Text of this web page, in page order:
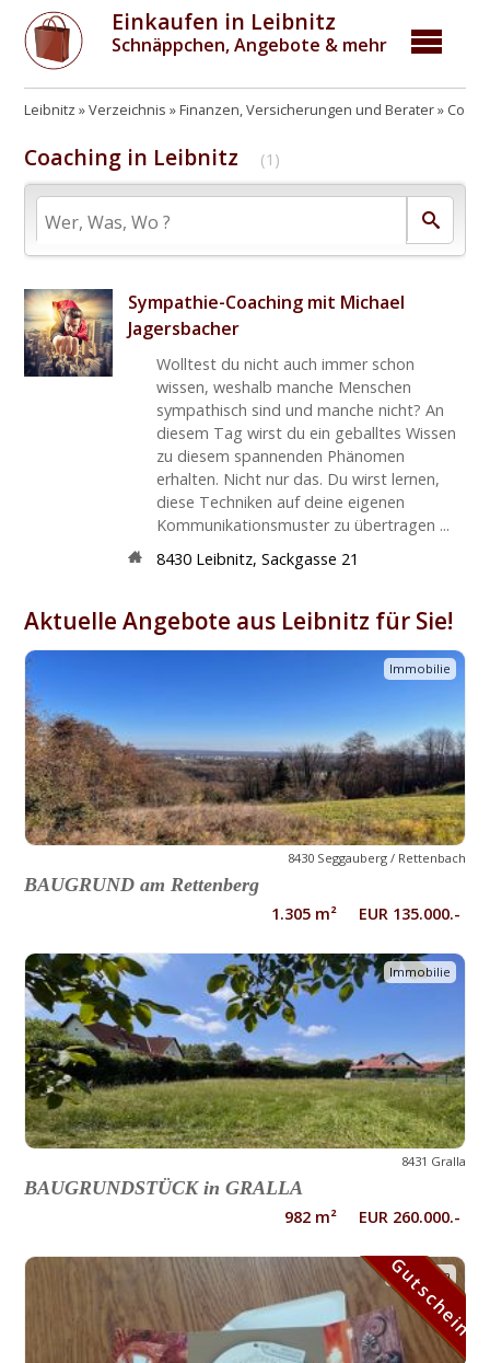
Einkaufen in Leibnitz
Schnäppchen, Angebote & mehr
Leibnitz Verzeichnis Finanzen, Versicherungen und Berater
Coaching in Leibnitz (1)
Sympathie-Coaching mit Michael
Jagersbacher
Wolltest du nicht auch immer schon
wissen, weshalb manche Menschen
sympathisch sind und manche nicht? An
diesem Tag wirst du ein geballtes Wissen
zu diesem spannenden Phänomen
erhalten. Nicht nur das. Du wirst lernen,
diese Techniken auf deine eigenen
Kommunikationsmuster zu übertragen ...
8430 Leibnitz, Sackgasse 21
Aktuelle Angebote aus Leibnitz für Sie!
Immobilie
8430 Seggauberg / Rettenbach
BAUGRUND am Rettenberg
1.305 m² EUR 135.000.-
Immobilie
8431 Gralla
BAUGRUNDSTÜCK in GRALLA
982 m² EUR 260.000.-
Gutschein
Gutschein